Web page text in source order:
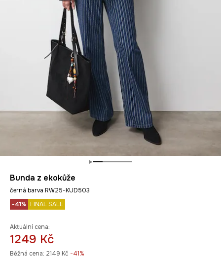
Bunda z ekokůže
černá barva RW25-KUD503
-41% FINAL SALE
Aktuální cena:
1249 Kč
Běžná cena: 2149 Kč -41%